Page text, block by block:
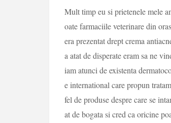
Mult timp eu si prietenele mele
oate farmaciile veterinare din
era prezentat drept crema
a atat de disperate eram sa ne
iam atunci de existenta
e international care propun
fel de produse despre care se
at de bogata si cred ca oricine